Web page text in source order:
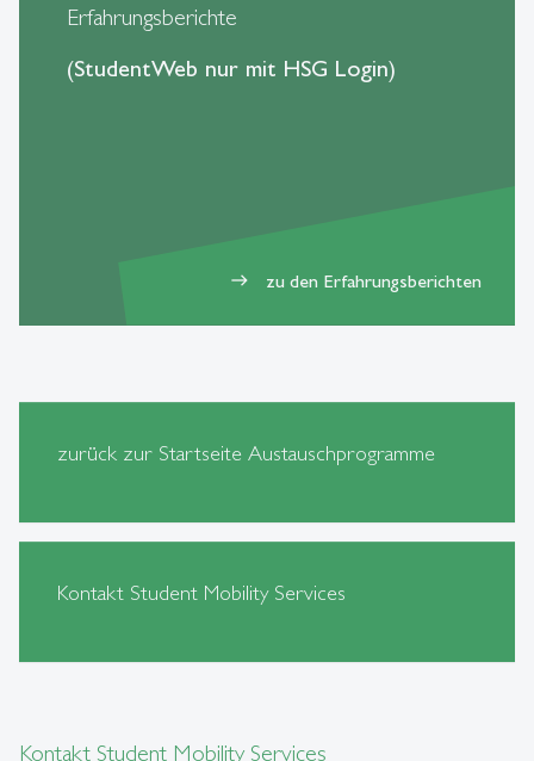
Erfahrungsberichte
(StudentWeb nur mit HSG Login)
east zu den Erfahrungsberichten
zurück zur Startseite Austauschprogramme
Kontakt Student Mobility Services
Kontakt Student Mobility Services